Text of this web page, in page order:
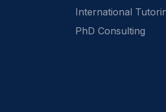
International
PhD Consulting